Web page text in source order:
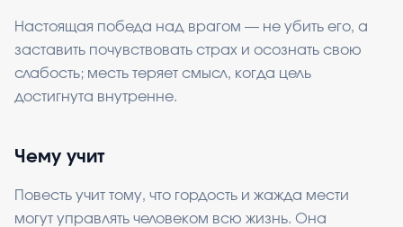
Настоящая победа над врагом — не убить его, а
заставить почувствовать страх и осознать свою
слабость; месть теряет смысл, когда цель
достигнута внутренне.
Чему учит
Повесть учит тому, что гордость и жажда мести
могут управлять человеком всю жизнь. Она